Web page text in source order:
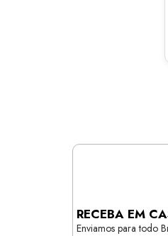
RECEBA EM
Enviamos para todo